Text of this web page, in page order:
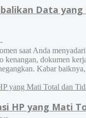
Data yang
-
saat Anda
kenangan, dokumen
Kabar
HP yang Mati